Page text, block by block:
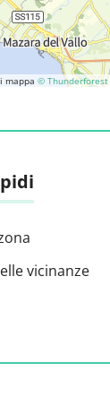
mappa © Thunderforest
vicinanze